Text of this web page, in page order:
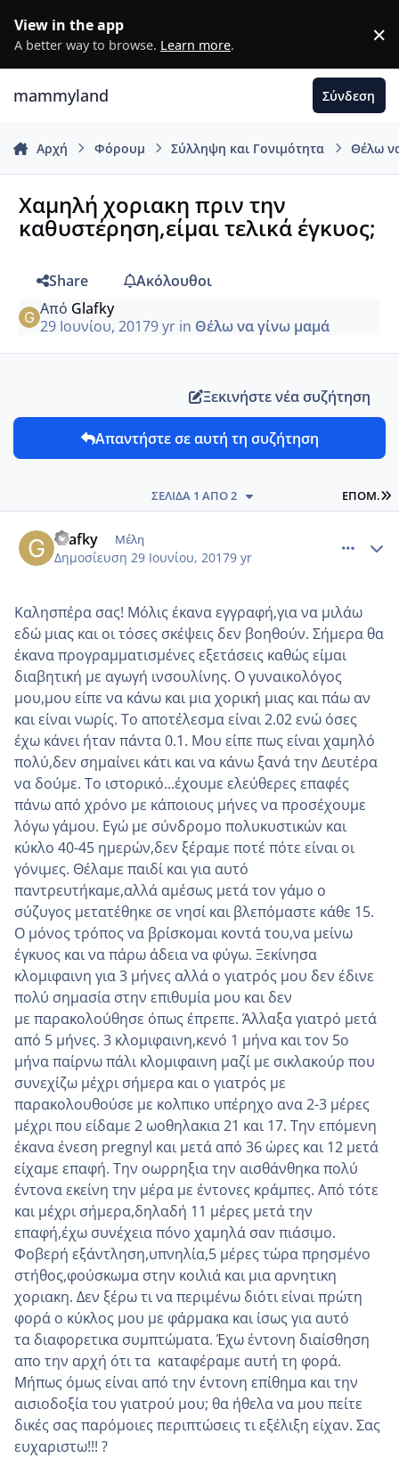
View in the app
A better way to browse. Learn more. ×
mammyland Σύνδεση
Αρχή Φόρουμ Σύλληψη και Γονιμότητα Θέλω
Χαμηλή χοριακη πριν την
καθυστέρηση,είμαι τελικά έγκυος;
Share
Ακόλουθοι
Από Glafky
29 Ιουνίου, 20179 yrin Θέλω να γίνω μαμά
Ξεκινήστε νέα συζήτηση
Απαντήστε σε αυτή τη συζήτηση
ΕΠΌΜ.
ΣΕΛΊΔΑ 1 ΑΠΌ 2
Glafky Μέλη
Δημοσίευση 29 Ιουνίου, 20179 yr
Καλησπέρα σας! Μόλις έκανα εγγραφή,για να μιλάω
εδώ μιας και οι τόσες σκέψεις δεν βοηθούν. Σήμερα θα
έκανα προγραμματισμένες εξετάσεις καθώς είμαι
διαβητική με αγωγή ινσουλίνης. Ο γυναικολόγος
μου,μου είπε να κάνω και μια χορική μιας και πάω αν
και είναι νωρίς. Το αποτέλεσμα είναι 2.02 ενώ όσες
έχω κάνει ήταν πάντα 0.1. Μου είπε πως είναι χαμηλό
πολύ,δεν σημαίνει κάτι και να κάνω ξανά την Δευτέρα
να δούμε. Το ιστορικό...έχουμε ελεύθερες επαφές
πάνω από χρόνο με κάποιους μήνες να προσέχουμε
λόγω γάμου. Εγώ με σύνδρομο πολυκυστικών και
κύκλο 40-45 ημερών,δεν ξέραμε ποτέ πότε είναι οι
γόνιμες. Θέλαμε παιδί και για αυτό
παντρευτήκαμε,αλλά αμέσως μετά τον γάμο ο
σύζυγος μετατέθηκε σε νησί και βλεπόμαστε κάθε 15.
Ο μόνος τρόπος να βρίσκομαι κοντά του,να μείνω
έγκυος και να πάρω άδεια να φύγω. Ξεκίνησα
κλομιφαινη για 3 μήνες αλλά ο γιατρός μου δεν έδινε
πολύ σημασία στην επιθυμία μου και δεν
με παρακολούθησε όπως έπρεπε. Άλλαξα γιατρό μετά
από 5 μήνες. 3 κλομιφαινη,κενό 1 μήνα και τον 5ο
μήνα παίρνω πάλι κλομιφαινη μαζί με σικλακούρ που
συνεχίζω μέχρι σήμερα και ο γιατρός με
παρακολουθούσε με κολπικο υπέρηχο ανα 2-3 μέρες
μέχρι που είδαμε 2 ωοθηλακια 21 και 17. Την επόμενη
έκανα ένεση pregnyl και μετά από 36 ώρες και 12 μετά
είχαμε επαφή. Την οωρρηξια την αισθάνθηκα πολύ
έντονα εκείνη την μέρα με έντονες κράμπες. Από τότε
και μέχρι σήμερα,δηλαδή 11 μέρες μετά την
επαφή,έχω συνέχεια πόνο χαμηλά σαν πιάσιμο.
Φοβερή εξάντληση,υπνηλία,5 μέρες τώρα πρησμένο
στήθος,φούσκωμα στην κοιλιά και μια αρνητικη
χοριακη. Δεν ξέρω τι να περιμένω διότι είναι πρώτη
φορά ο κύκλος μου με φάρμακα και ίσως για αυτό
τα διαφορετικα συμπτώματα. Έχω έντονη διαίσθηση
απο την αρχή ότι τα καταφέραμε αυτή τη φορά.
Μήπως όμως είναι από την έντονη επίθημα και την
αισιοδοξία του γιατρού μου; θα ήθελα να μου πείτε
δικές σας παρόμοιες περιπτώσεις τι εξέλιξη είχαν. Σας
ευχαριστω!!! ?